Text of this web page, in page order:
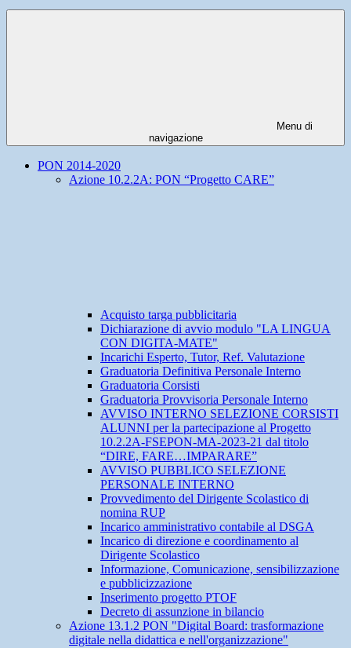
Menu di
navigazione
PON 2014-2020
Azione 10.2.2A: PON “Progetto CARE”
Acquisto targa pubblicitaria
Dichiarazione di avvio modulo "LA LINGUA
CON DIGITA-MATE"
Incarichi Esperto, Tutor, Ref. Valutazione
Graduatoria Definitiva Personale Interno
Graduatoria Corsisti
Graduatoria Provvisoria Personale Interno
AVVISO INTERNO SELEZIONE CORSISTI
ALUNNI per la partecipazione al Progetto
10.2.2A-FSEPON-MA-2023-21 dal titolo
“DIRE, FARE…IMPARARE”
AVVISO PUBBLICO SELEZIONE
PERSONALE INTERNO
Provvedimento del Dirigente Scolastico di
nomina RUP
Incarico amministrativo contabile al DSGA
Incarico di direzione e coordinamento al
Dirigente Scolastico
Informazione, Comunicazione, sensibilizzazione
e pubblicizzazione
Inserimento progetto PTOF
Decreto di assunzione in bilancio
Azione 13.1.2 PON "Digital Board: trasformazione
digitale nella didattica e nell'organizzazione"